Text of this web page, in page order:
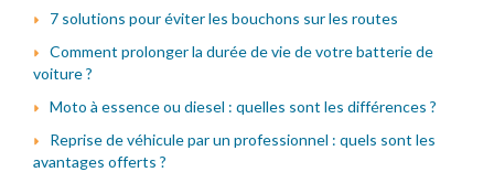
7 solutions pour éviter les bouchons sur les routes
Comment prolonger la durée de vie de votre batterie de
voiture ?
Moto à essence ou diesel : quelles sont les différences ?
Reprise de véhicule par un professionnel : quels sont les
avantages offerts ?